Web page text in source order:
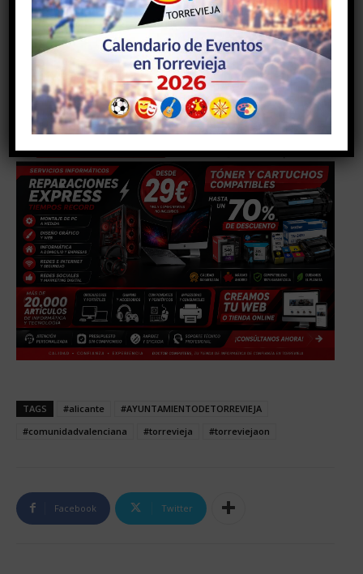
en la ciudad de Torrevieja que cuenta ya con un déficit
de centros escolares.
- Anuncio -
TAGS #alicante
#AYUNTAMIENTODETORREVIEJA
#comunidadvalenciana
#torrevieja #torreviejaon
Facebook Twitter